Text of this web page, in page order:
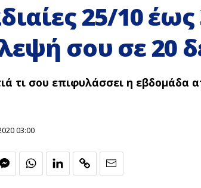
25/10
σου σε 20
τι σου επιφυλάσσει η εβδομάδα
03:00